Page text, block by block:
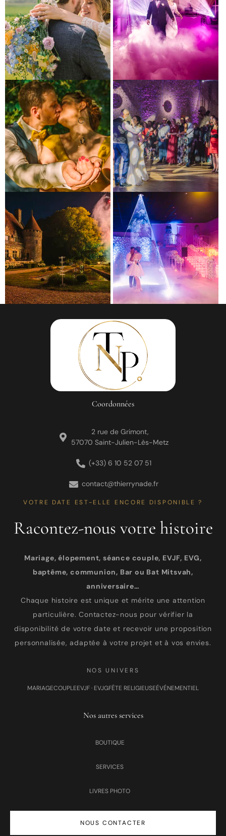
Coordonnées
2 rue de Grimont,
57070 Saint-Julien-Lès-Metz
(+33) 6 10 52 07 51
contact@thierrynade.fr
VOTRE DATE EST-ELLE ENCORE DISPONIBLE ?
Racontez-nous votre histoire
Mariage, élopement, séance couple, EVJF, EVG,
baptême, communion, Bar ou Bat Mitsvah,
anniversaire…
Chaque histoire est unique et mérite une attention
particulière. Contactez-nous pour vérifier la
disponibilité de votre date et recevoir une proposition
personnalisée, adaptée à votre projet et à vos envies.
NOS UNIVERS
MARIAGECOUPLEEVJF · EVJGFÊTE RELIGIEUSEÉVÉNEMENTIEL
Nos autres services
BOUTIQUE
SERVICES
LIVRES PHOTO
NOUS CONTACTER